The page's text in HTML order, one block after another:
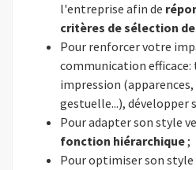
l'entreprise afin de
critères de sélection
Pour renforcer votre
communication
impression
gestuelle...), développer
Pour adapter son style
fonction hiérarchique;
Pour optimiser son